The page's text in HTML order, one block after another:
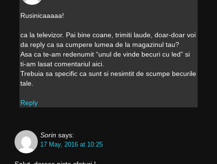
Rusinicaaaaa!
ca la televizor. Pai bine coane, trimiti laude, doar-doar voi
da reply ca sa cumpere lumea de la magazinul tau?
Asa ca te-am redenumit “unul de vinde becuri cu led” si
ti-am lasat comentariul aici.
Trebuia sa specific ca sunt si nesimtit de scumpe becurile
tale.
Reply
Sorin says:
17 May, 2016 at 10:25